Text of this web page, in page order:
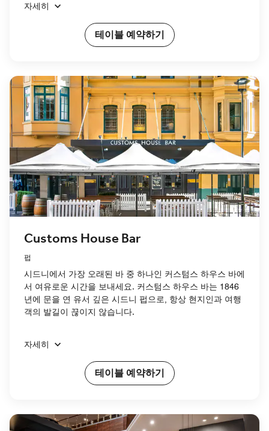
자세히
테이블 예약하기
Customs House Bar
펍
시드니에서 가장 오래된 바 중 하나인 커스텀스 하우스 바에
서 여유로운 시간을 보내세요. 커스텀스 하우스 바는 1846
년에 문을 연 유서 깊은 시드니 펍으로, 항상 현지인과 여행
객의 발길이 끊이지 않습니다.
자세히
테이블 예약하기